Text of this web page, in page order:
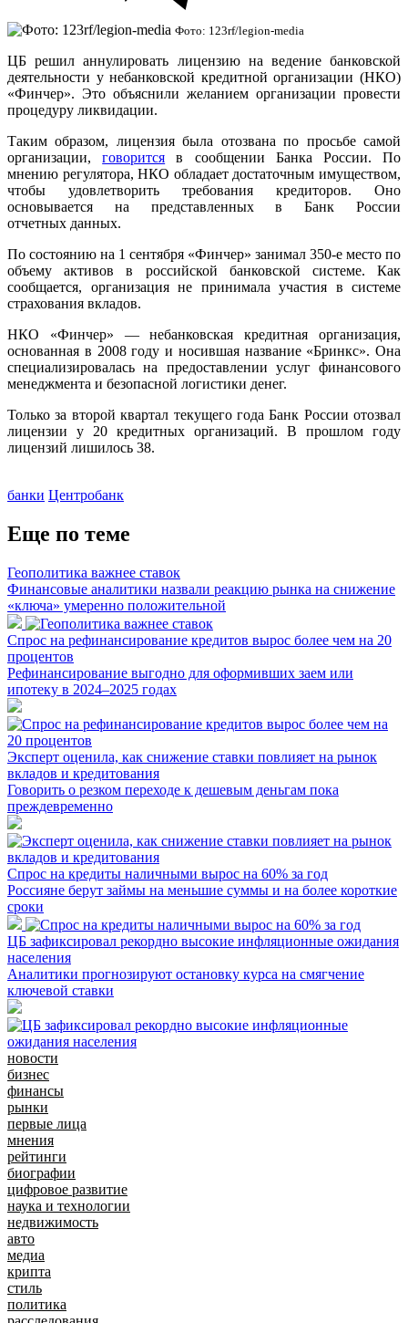
Фото: 123rf/legion-media
ЦБ решил аннулировать лицензию на ведение банковской
деятельности у небанковской кредитной организации (НКО)
«Финчер». Это объяснили желанием организации провести
процедуру ликвидации.
Таким образом, лицензия была отозвана по просьбе самой
организации,говорится в сообщении Банка России. По
мнению регулятора, НКО обладает достаточным имуществом,
чтобы удовлетворить требования кредиторов. Оно
основывается на представленных в Банк России
отчетных данных.
По состоянию на 1 сентября «Финчер» занимал 350-е место по
объему активов в российской банковской системе. Как
сообщается, организация не принимала участия в системе
страхования вкладов.
НКО «Финчер» — небанковская кредитная организация,
основанная в 2008 году и носившая название «Бринкс». Она
специализировалась на предоставлении услуг финансового
менеджмента и безопасной логистики денег.
Только за второй квартал текущего года Банк России отозвал
лицензии у 20 кредитных организаций. В прошлом году
лицензий лишилось 38.
банки Центробанк
Еще по теме
Геополитика важнее ставок
Финансовые аналитики назвали реакцию рынка на снижение
«ключа» умеренно положительной
Спрос на рефинансирование кредитов вырос более чем на 20
процентов
Рефинансирование выгодно для оформивших заем или
ипотеку в 2024–2025 годах
Эксперт оценила, как снижение ставки повлияет на рынок
вкладов и кредитования
Говорить о резком переходе к дешевым деньгам пока
преждевременно
Спрос на кредиты наличными вырос на 60% за год
Россияне берут займы на меньшие суммы и на более короткие
сроки
ЦБ зафиксировал рекордно высокие инфляционные ожидания
населения
Аналитики прогнозируют остановку курса на смягчение
ключевой ставки
новости
бизнес
финансы
рынки
первые лица
мнения
рейтинги
биографии
цифровое развитие
наука и технологии
недвижимость
авто
медиа
крипта
стиль
политика